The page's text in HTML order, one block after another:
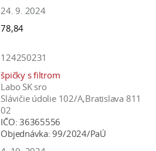
24. 9. 2024
78,84
124250231
špičky s filtrom
Labo SK sro
Slávičie údolie 102/A,Bratislava 811
02
IČO: 36365556
Objednávka: 99/2024/PaÚ